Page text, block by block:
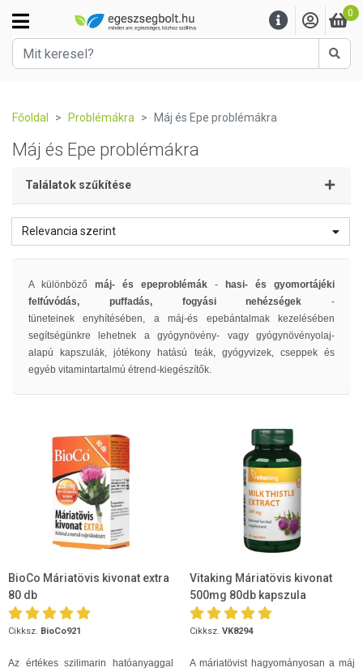
0
Főoldal Problémákra Máj és Epe problémákra
Máj és Epe problémákra
Találatok szűkítése
Relevancia szerint
A különböző máj- és epeproblémák -
hasi- és gyomortájéki
felfúvódás, puffadás, fogyási nehézségek -
tüneteinek enyhítésében, a máj-és epebántalmak kezelésében
segítségünkre lehetnek a gyógynövény- vagy gyógynövényolaj-
alapú kapszulák, jótékony hatású teák, gyógyvizek, cseppek és
egyéb vitamintartalmú étrend-kiegészítők.
BioCo Máriatövis kivonat extra
80 db
Cikksz. BioCo921
Az értékes szilimarin hatóanyaggal
Vitaking Máriatövis kivonat
500mg 80db kapszula
Cikksz. VK8294
A máriatövist hagyományosan a máj